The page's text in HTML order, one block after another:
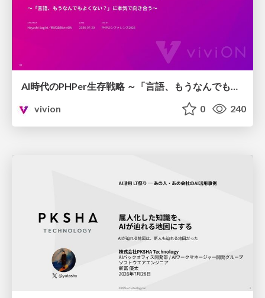
AI時代のPHPer生存戦略 ～「言語、もうなんでもよくない？」に本気で向き合う～
vivion
0 240